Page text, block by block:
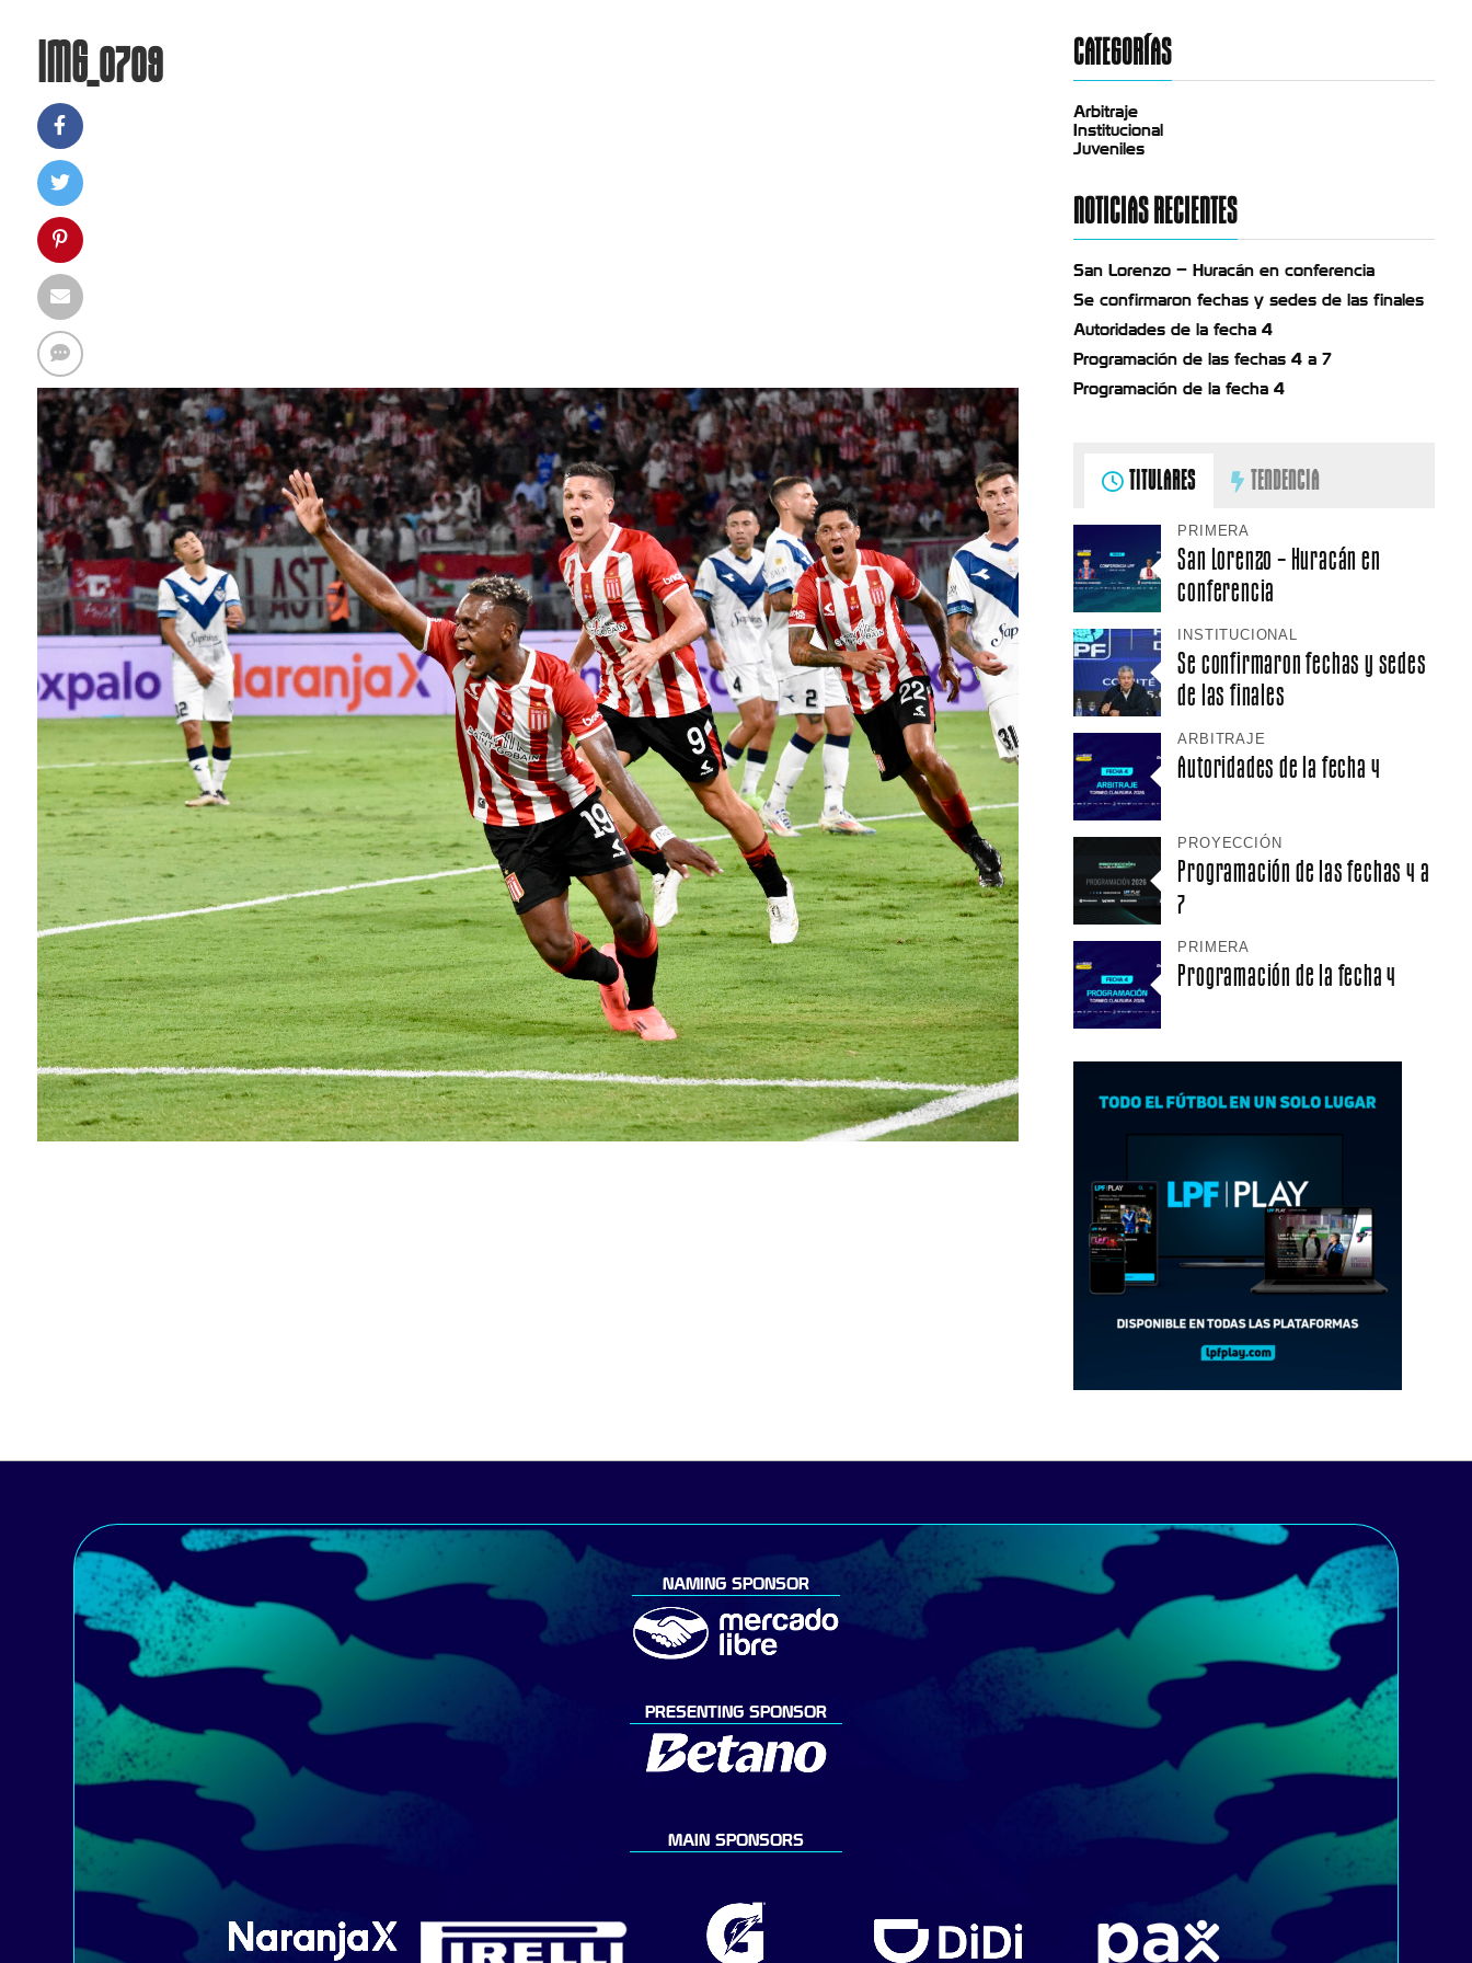
IMG_0709 CATEGORÍAS
Arbitraje
Institucional
Juveniles
NOTICIAS RECIENTES
San Lorenzo – Huracán en conferencia
Se confirmaron fechas y sedes de las finales
Autoridades de la fecha 4
Programación de las fechas 4 a 7
Programación de la fecha 4
TITULARES TENDENCIA
PRIMERA
San Lorenzo – Huracán en
conferencia
INSTITUCIONAL
Se confirmaron fechas y sedes
de las finales
ARBITRAJE
Autoridades de la fecha 4
PROYECCIÓN
Programación de las fechas 4 a
7
PRIMERA
Programación de la fecha 4
NAMING SPONSOR
PRESENTING SPONSOR
MAIN SPONSORS